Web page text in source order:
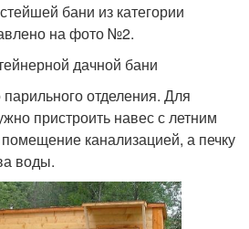
бани из категории
на фото №2.
дачной бани
отделения. Для
пристроить навес с летним
канализацией, а печку
воды.